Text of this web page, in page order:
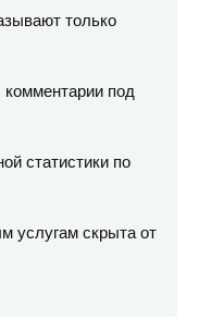
только
под
статистики по
услугам скрыта от